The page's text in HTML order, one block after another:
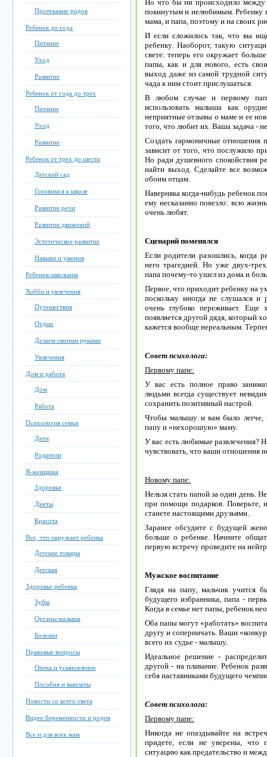
Протекание родов
Ребенок до года
Питание
Уход
Развитие
Ребенок от года до трех
Питание
Уход
Развитие
Ребенок от трех до шести
Детский сад
Готовимся к школе
Развитие речи
Развитие движений
Эстетическое развитие
Навыки и умения
Ребенок-школьник
Хобби и увлечения
Путешествия
Отдых
Делаем своими руками
Увлечения
Дом и работа
Дом
Работа
Психология семьи
Дети
Родители
Я-женщина
Здоровье
Диеты
Красота
Все, что окружает ребенка
Детские товары
Детская
Здоровье ребенка
Зубы
Органы малыша
Болезни
Правовые вопросы
Опека и усыновление
Пособия и выплаты
Новости со всего света
Видео беременности и родов
Все и для всех мам
Но что бы ни происходило
покинутым и нелюбимым. Ребенку
мама, и папа, поэтому и на своих
И если сложилось так, что вы
ребенку. Наоборот, такую
свете: теперь его окружает
папы, как и для нового, есть
выход даже из самой трудной
чада к ним стоит прислушаться.
В любом случае и первому
использовать малыша как
неприятные отзывы о маме и ее
того, что любит их. Ваша задача -
Создать гармоничные отношения
зависит от того, что послужило
Но ради душевного спокойствия
найти выход. Сделайте все
обоим отцам.
Наверняка когда-нибудь ребенок
ему несказанно повезло: всю
очень любят.
Сценарий поменялся
Если родители разошлись, когда
него трагедией. Но уже двух-
папа почему-то ушел из дома и
Первое, что приходит ребенку на
поскольку иногда не слушался и
очень глубоко переживает. Еще
появляется другой дядя, который
кажется вообще нереальным.
Совет психолога:
Первому папе:
У вас есть полное право
людьми всегда существует
сохранить позитивный настрой.
Чтобы малышу и вам было легче,
папу и «нехорошую» маму.
У вас есть любимые развлечения?
чувствовать, что ваши отношения
Новому папе:
Нельзя стать папой за один день.
при помощи подарков. Поверьте,
станете настоящими друзьями.
Заранее обсудите с будущей
больше о ребенке. Начните
первую встречу проведите на
Мужское воспитание
Глядя на папу, мальчик учится
будущего избранника, папа -
Когда в семье нет папы, ребенок
Оба папы могут «работать»
другу и соперничать. Ваши
всего их судье - малышу.
Идеальное решение -
другой - на плавание. Ребенок
себя наставниками будущего
Совет психолога:
Первому папе:
Никогда не опаздывайте на
придете, если не уверены, что
ситуацию как предательство и